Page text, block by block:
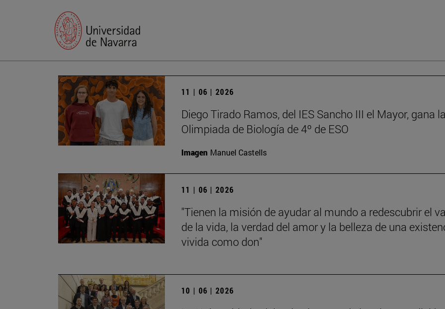
11 | 06 | 2026
Diego Tirado Ramos, del IES Sancho III el Mayor, gana
Olimpiada de Biología de 4º de ESO
Imagen Manuel Castells
11 | 06 | 2026
"Tienen la misión de ayudar al mundo a redescubrir el
de la vida, la verdad del amor y la belleza de una
vivida como don"
10 | 06 | 2026